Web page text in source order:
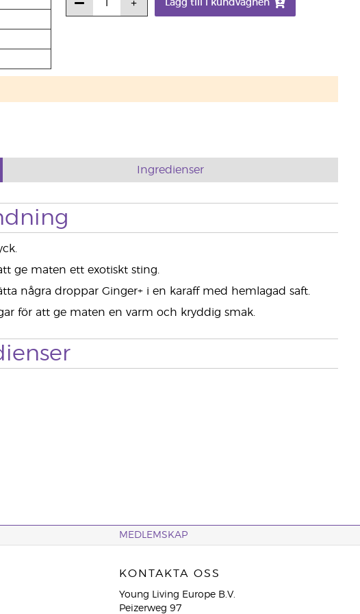
Lägg till i kundvagnen
Ingredienser
ge maten ett exotiskt sting.
några droppar Ginger+ i en karaff med hemlagad saft.
för att ge maten en varm och kryddig smak.
MEDLEMSKAP
KONTAKTA OSS
Young Living Europe B.V.
Peizerweg 97